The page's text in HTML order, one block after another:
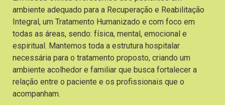
ambiente adequado para a Recuperação e Reabilitação
Integral, um Tratamento Humanizado e com foco em
todas as áreas, sendo: física, mental, emocional e
espiritual. Mantemos toda a estrutura hospitalar
necessária para o tratamento proposto, criando um
ambiente acolhedor e familiar que busca fortalecer a
relação entre o paciente e os profissionais que o
acompanham.